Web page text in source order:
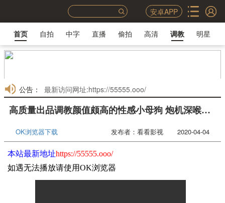
安卓APP
首页 自拍 中字 直播 偷拍 高清 调教 明星
公告： 最新访问网址:https://55555.ooo/
高质量出品调教颜值颇高的性感小母狗 炮机深喉射了满满的一嘴
OK浏览器下载 发布者：看看影视 2020-04-04
本站最新地址https://55555.ooo/
如遇无法播放请使用OK浏览器